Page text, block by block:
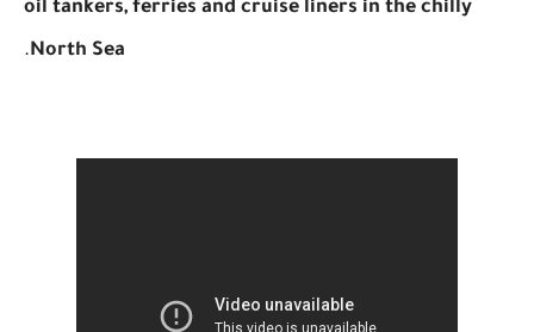
oil tankers, ferries and cruise liners in the chilly
North Sea
.